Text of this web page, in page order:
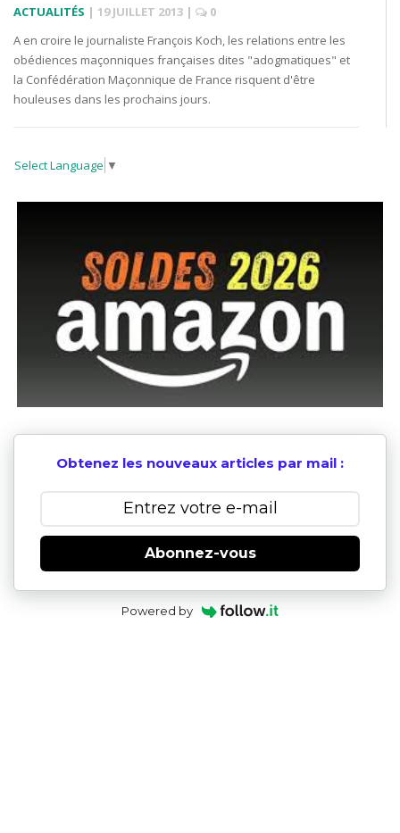
ACTUALITÉS | 19 JUILLET 2013 |
0
A en croire le journaliste François Koch, les relations entre les
obédiences maçonniques françaises dites "adogmatiques" et
la Confédération Maçonnique de France risquent d'être
houleuses dans les prochains jours.
Select Language ▼
Obtenez les nouveaux articles par mail :
Abonnez-vous
Powered by